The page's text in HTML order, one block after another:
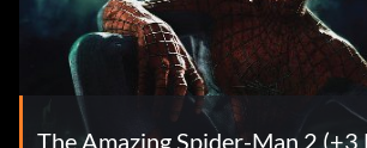
The Amazing Spider-Man 2